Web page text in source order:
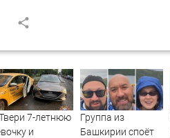
7-летнюю
и
Группа из
Башкирии споёт